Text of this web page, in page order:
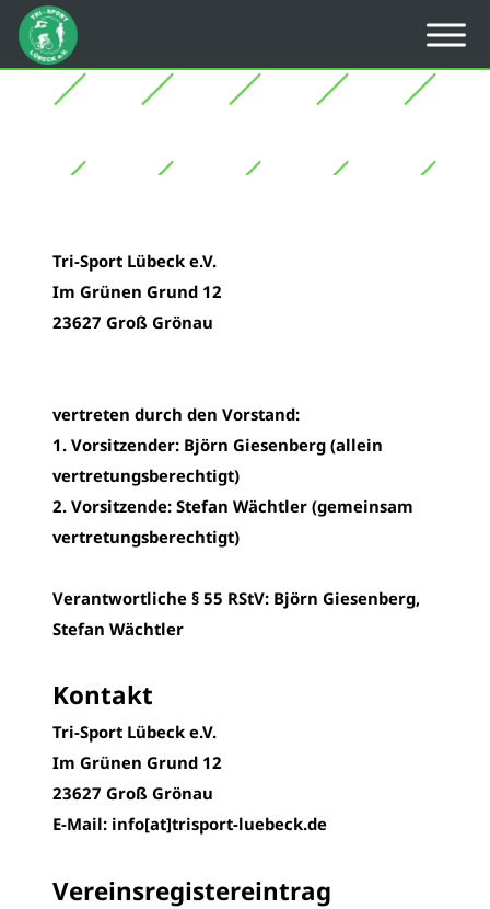
Tri-Sport Lübeck e.V.
Im Grünen Grund 12
23627 Groß Grönau
vertreten durch den Vorstand:
1. Vorsitzender: Björn Giesenberg (allein
vertretungsberechtigt)
2. Vorsitzende: Stefan Wächtler (gemeinsam
vertretungsberechtigt)
Verantwortliche § 55 RStV: Björn Giesenberg,
Stefan Wächtler
Kontakt
Tri-Sport Lübeck e.V.
Im Grünen Grund 12
23627 Groß Grönau
E-Mail: info[at]trisport-luebeck.de
Vereinsregistereintrag